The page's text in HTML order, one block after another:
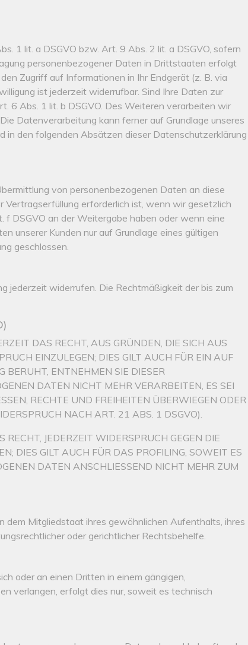
1 lit. a DSGVO bzw. Art. 9 Abs. 2 lit. a DSGVO, sofern
personenbezogener Daten in Drittstaaten erfolgt
Zugriff auf Informationen in Ihr Endgerät (z. B. via
ist jederzeit widerrufbar. Sind Ihre Daten zur
6 Abs. 1 lit. b DSGVO. Des Weiteren verarbeiten wir
Datenverarbeitung kann ferner auf Grundlage unseres
in den folgenden Absätzen dieser Datenschutzerklärung
von personenbezogenen Daten an diese
erforderlich ist, wenn wir gesetzlich
DSGVO an der Weitergabe haben oder wenn eine
unserer Kunden nur auf Grundlage eines gültigen
geschlossen.
jederzeit widerrufen. Die Rechtmäßigkeit der bis zum
DAS RECHT, AUS GRÜNDEN, DIE SICH AUS
EINZULEGEN; DIES GILT AUCH FÜR EIN AUF
BERUHT, ENTNEHMEN SIE DIESER
DATEN NICHT MEHR VERARBEITEN, ES SEI
RECHTE UND FREIHEITEN ÜBERWIEGEN ODER
NACH ART. 21 ABS. 1 DSGVO).
JEDERZEIT WIDERSPRUCH GEGEN DIE
DIES GILT AUCH FÜR DAS PROFILING, SOWEIT ES
DATEN ANSCHLIESSEND NICHT MEHR ZUM
dem Mitgliedstaat ihres gewöhnlichen Aufenthalts, ihres
oder gerichtlicher Rechtsbehelfe.
oder an einen Dritten in einem gängigen,
verlangen, erfolgt dies nur, soweit es technisch